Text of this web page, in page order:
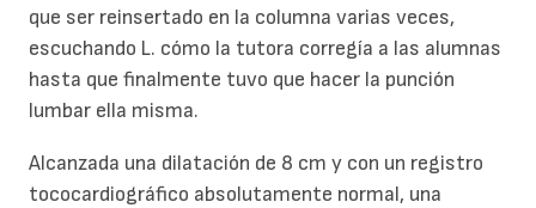
que ser reinsertado en la columna varias veces,
escuchando L. cómo la tutora corregía a las alumnas
hasta que finalmente tuvo que hacer la punción
lumbar ella misma.
Alcanzada una dilatación de 8 cm y con un registro
tococardiográfico absolutamente normal, una